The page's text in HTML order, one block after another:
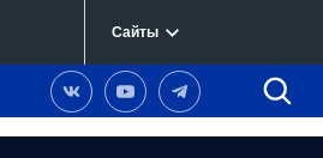
Сайты
Наша
группа
Наш
канал
Наш
канал